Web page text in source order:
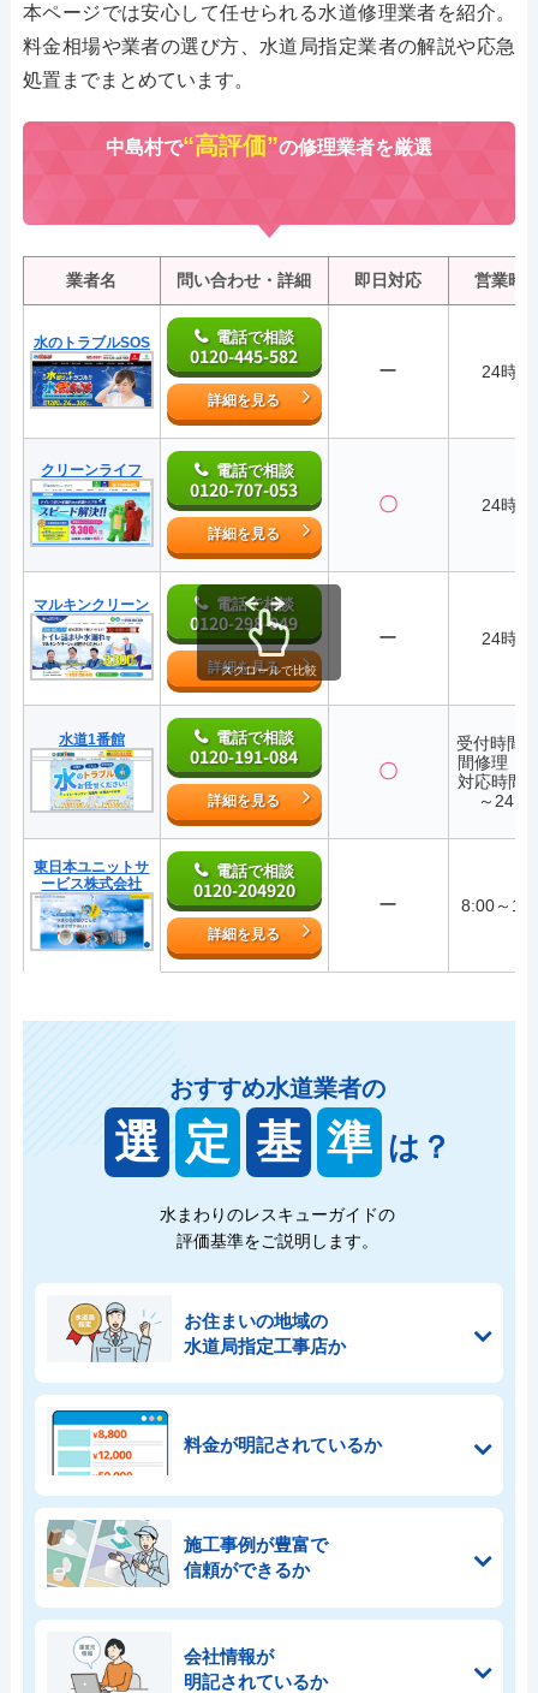
本ページでは安心して任せられる水道修理業者を紹介。
料金相場や業者の選び方、水道局指定業者の解説や応急
処置までまとめています。
中島村で“高評価”の修理業者を厳選
業者名 問い合わせ・詳細 即日対応 営業時
水のトラブルSOS 電話で相談
0120-445-582
詳細を見る
ー 24時間
クリーンライフ 電話で相談
0120-707-053
詳細を見る
〇 24時間
マルキンクリーン 電話で相談
0120-298-049
詳細を見る
ー 24時間
水道1番館 電話で相談
0120-191-084
詳細を見る
〇
受付時間
間修理・
対応時間
～24:00
東日本ユニットサ
ービス株式会社
電話で相談
0120-204920
詳細を見る
ー 8:00～
スクロールで比較
おすすめ水道業者の
選 定 基 準 は？
水まわりのレスキューガイドの
評価基準をご説明します。
お住まいの地域の
水道局指定工事店か
料金が明記されているか
施工事例が豊富で
信頼ができるか
会社情報が
明記されているか